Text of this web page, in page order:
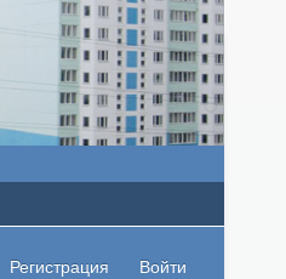
Регистрация Войти